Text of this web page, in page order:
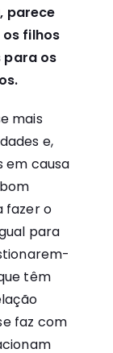
parece
filhos
para os
mais
e,
em causa
fazer o
para
têm
faz com